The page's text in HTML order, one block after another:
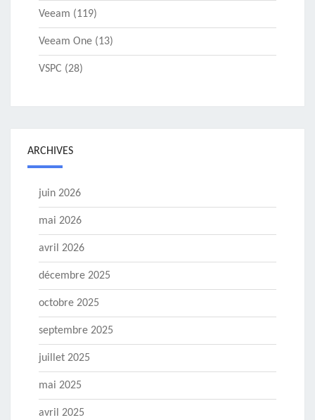
Veeam (119)
Veeam One (13)
VSPC (28)
ARCHIVES
juin 2026
mai 2026
avril 2026
décembre 2025
octobre 2025
septembre 2025
juillet 2025
mai 2025
avril 2025